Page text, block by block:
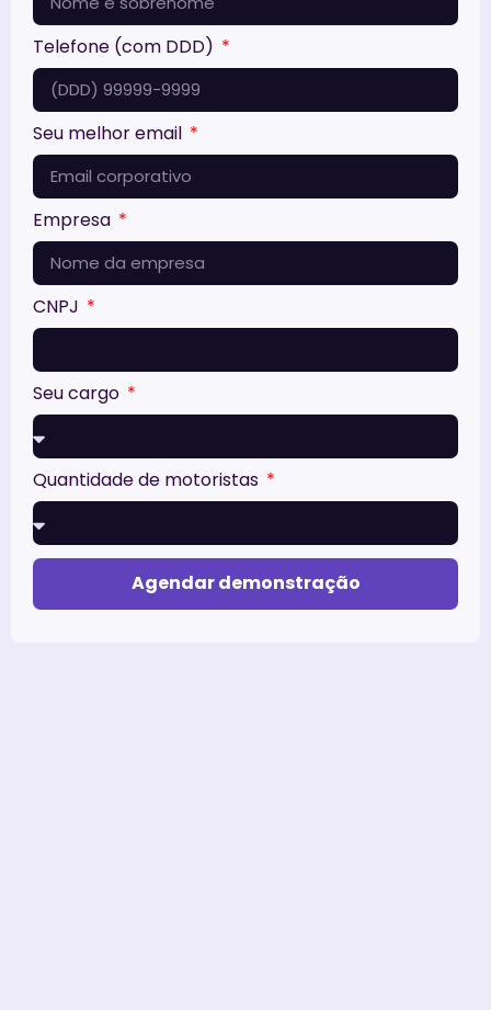
Telefone (com DDD)
Seu melhor email
Empresa
CNPJ
Seu cargo
Quantidade de motoristas
Agendar demonstração